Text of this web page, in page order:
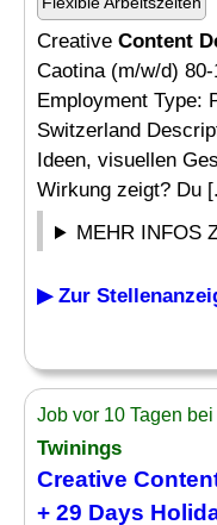
Creative Content
Caotina (m/w/d)
Employment Type:
Switzerland
Ideen, visuellen
Wirkung zeigt? Du
MEHR INFOS
▶ Zur
Job vor 10 Tagen
Twinings
Creative
+ 29 Days